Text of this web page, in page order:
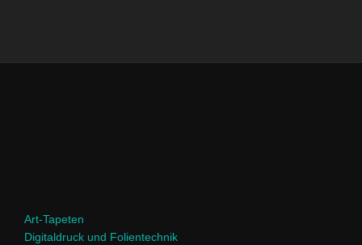
Art-Tapeten
Digitaldruck und Folientechnik